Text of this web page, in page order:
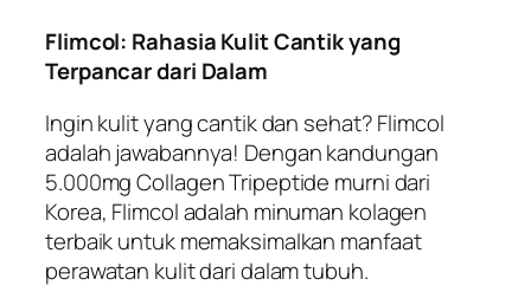
Flimcol: Rahasia Kulit Cantik yang
Terpancar dari Dalam
Ingin kulit yang cantik dan sehat? Flimcol
adalah jawabannya! Dengan kandungan
5.000mg Collagen Tripeptide murni dari
Korea, Flimcol adalah minuman kolagen
terbaik untuk memaksimalkan manfaat
perawatan kulit dari dalam tubuh.